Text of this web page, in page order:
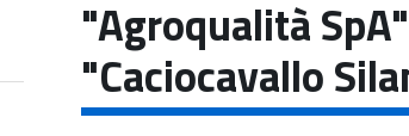
"Agroqualità
"Caciocavallo